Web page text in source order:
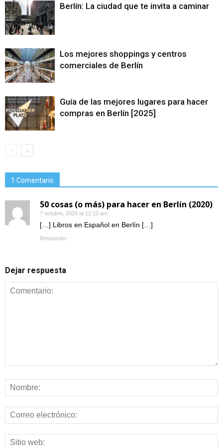
Berlín: La ciudad que te invita a caminar
Los mejores shoppings y centros
comerciales de Berlín
Guía de las mejores lugares para hacer
compras en Berlín [2025]
1 Comentario
50 cosas (o más) para hacer en Berlín (2020)
7 octubre, 2020 at 12:10 am
[…] Libros en Español en Berlín […]
Responder
Dejar respuesta